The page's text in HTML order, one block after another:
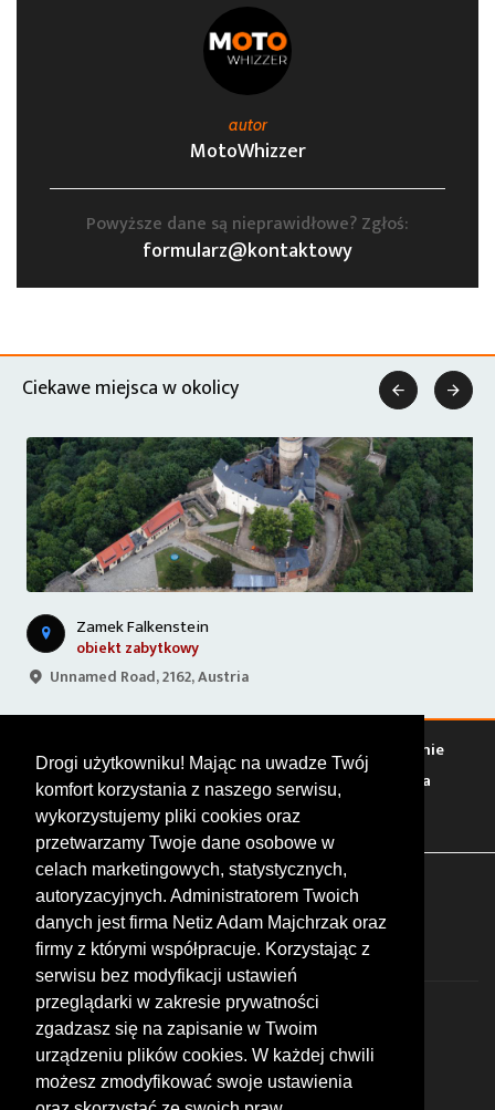
Drogi użytkowniku! Mając na uwadze Twój
komfort korzystania z naszego serwisu,
wykorzystujemy pliki cookies oraz
przetwarzamy Twoje dane osobowe w
celach marketingowych, statystycznych,
autoryzacyjnych. Administratorem Twoich
danych jest firma Netiz Adam Majchrzak oraz
firmy z którymi współpracuje. Korzystając z
serwisu bez modyfikacji ustawień
przeglądarki w zakresie prywatności
zgadzasz się na zapisanie w Twoim
urządzeniu plików cookies. W każdej chwili
możesz zmodyfikować swoje ustawienia
autor
MotoWhizzer
Powyższe dane są nieprawidłowe? Zgłoś:
formularz@kontaktowy
Ciekawe miejsca w okolicy
Zamek Falkenstein
obiekt zabytkowy
Unnamed Road, 2162, Austria
 
Warto zobaczyć Serwisy Stacje paliw
Jedzenie
Bary Zakwaterowanie Tory Zloty Rajdy
Spotkania
Targi Giełdy Szkolenia
FOLLOW US
© 2026 by MotoWhizzer.com